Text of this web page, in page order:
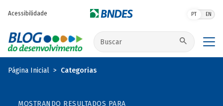
Acessibilidade PT EN
Buscar no site
Página Inicial Categorias
MOSTRANDO RESULTADOS PARA